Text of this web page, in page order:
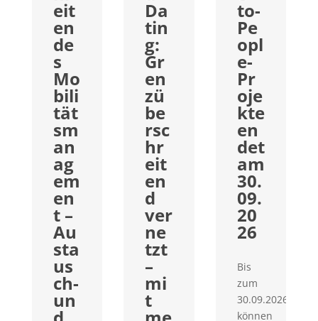
eit
en
de
s
Mo
bili
tät
sm
an
ag
em
en
t –
Au
sta
us
ch-
un
Da
tin
g:
Gr
en
zü
be
rsc
hr
eit
en
d
ver
ne
tzt
–
mi
t
to-
Pe
opl
e-
Pr
oje
kte
en
det
am
30.
09.
20
26
Bis
zum
30.09.2026
können